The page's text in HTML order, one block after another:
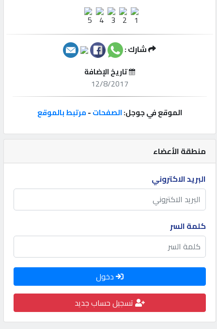
إتصل
إعلانات
المنتدى
كيو
مزاد
كيو
نمبر
كارز
منطقة الأعضاء
البريد الاكتروني
كلمة السر
دخول
تسجيل حساب جديد
شارك :
تاريخ الإضافة
12/8/2017
الموقع في جوجل:الصفحات-مرتبط بالموقع